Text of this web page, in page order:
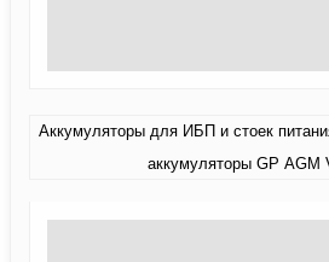
Аккумуляторы для ИБП и стоек
аккумуляторы GP AGM